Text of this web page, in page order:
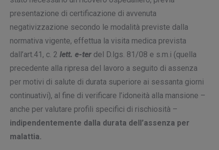
presentazione di certificazione di avvenuta
negativizzazione secondo le modalità previste dalla
normativa vigente, effettua la visita medica prevista
dall’art.41, c. 2 lett. e-ter del D.lgs. 81/08 e s.m.i (quella
precedente alla ripresa del lavoro a seguito di assenza
per motivi di salute di durata superiore ai sessanta giorni
continuativi), al fine di verificare l’idoneità alla mansione –
anche per valutare profili specifici di rischiosità –
indipendentemente dalla durata dell’assenza per
malattia.